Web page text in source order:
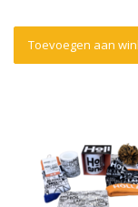
Toevoegen aan